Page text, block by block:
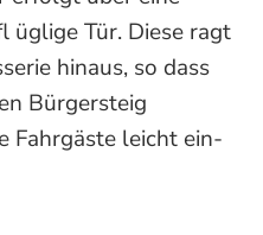
üglige Tür. Diese ragt
hinaus, so dass
Bürgersteig
Fahrgäste leicht ein-